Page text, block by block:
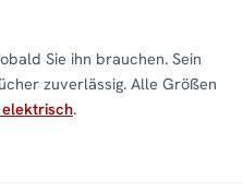
Sie ihn brauchen. Sein
zuverlässig. Alle Größen
.